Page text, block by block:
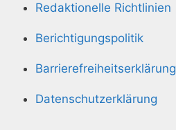
Redaktionelle Richtlinien
Berichtigungspolitik
Barrierefreiheitserklärung
Datenschutzerklärung